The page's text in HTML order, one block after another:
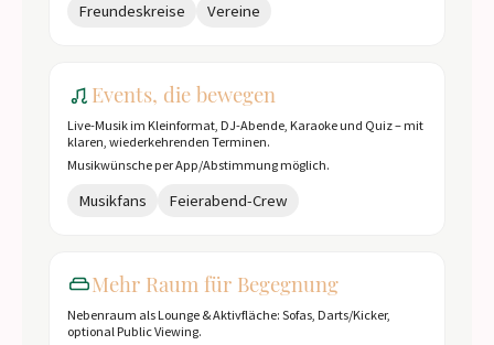
Freundeskreise Vereine
Events, die bewegen
Live-Musik im Kleinformat, DJ-Abende, Karaoke und Quiz – mit
klaren, wiederkehrenden Terminen.
Musikwünsche per App/Abstimmung möglich.
Musikfans Feierabend-Crew
Mehr Raum für Begegnung
Nebenraum als Lounge & Aktivfläche: Sofas, Darts/Kicker,
optional Public Viewing.